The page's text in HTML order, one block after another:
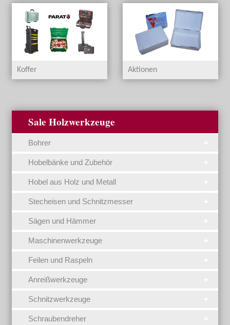
Koffer Aktionen
Sale Holzwerkzeuge
Bohrer
Hobelbänke und Zubehör
Hobel aus Holz und Metall
Stecheisen und Schnitzmesser
Sägen und Hämmer
Maschinenwerkzeuge
Feilen und Raspeln
Anreißwerkzeuge
Schnitzwerkzeuge
Schraubendreher